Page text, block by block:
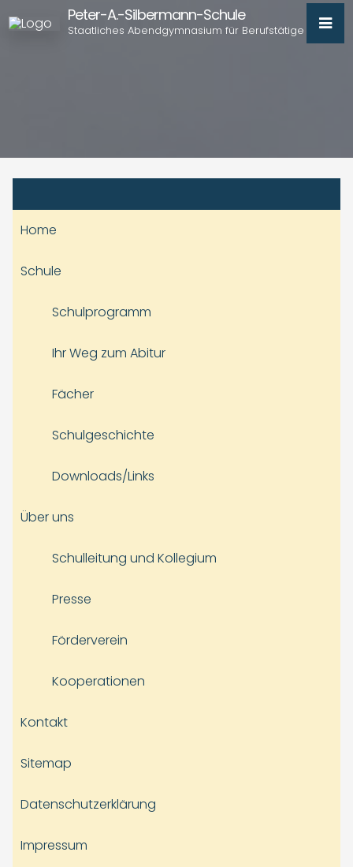
Peter-A.-Silbermann-Schule
Staatliches Abendgymnasium für Berufstätige
Home
Schule
Schulprogramm
Ihr Weg zum Abitur
Fächer
Schulgeschichte
Downloads/Links
Über uns
Schulleitung und Kollegium
Presse
Förderverein
Kooperationen
Kontakt
Sitemap
Datenschutzerklärung
Impressum